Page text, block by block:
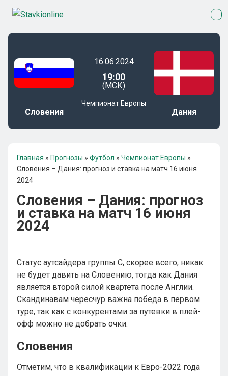
Словения
16.06.2024
19:00
(МСК)
Чемпионат Европы
Дания
Главная » Прогнозы » Футбол » Чемпионат Европы »
Словения – Дания: прогноз и ставка на матч 16 июня
2024
Словения – Дания: прогноз
и ставка на матч 16 июня
2024
Статус аутсайдера группы C, скорее всего, никак
не будет давить на Словению, тогда как Дания
является второй силой квартета после Англии.
Скандинавам чересчур важна победа в первом
туре, так как с конкурентами за путевки в плей-
офф можно не добрать очки.
Словения
Отметим, что в квалификации к Евро-2022 года